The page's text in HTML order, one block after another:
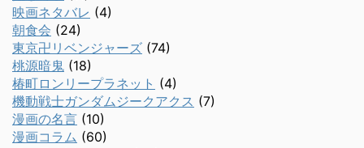
映画ネタバレ (4)
朝食会 (24)
東京卍リベンジャーズ (74)
桃源暗鬼 (18)
椿町ロンリープラネット (4)
機動戦士ガンダムジークアクス (7)
漫画の名言 (10)
漫画コラム (60)